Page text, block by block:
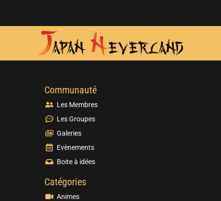
Communauté
Les Membres
Les Groupes
Galeries
Evènements
Boite à idées
Catégories
Animes